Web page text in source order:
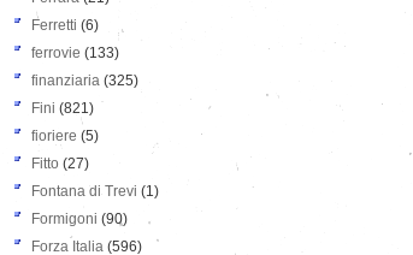
Ferretti (6)
ferrovie (133)
finanziaria (325)
Fini (821)
fioriere (5)
Fitto (27)
Fontana di Trevi (1)
Formigoni (90)
Forza Italia (596)